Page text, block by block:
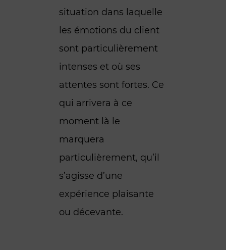
situation dans laquelle
les émotions du client
sont particulièrement
intenses et où ses
attentes sont fortes. Ce
qui arrivera à ce
moment là le
marquera
particulièrement, qu’il
s’agisse d’une
expérience plaisante
ou décevante.